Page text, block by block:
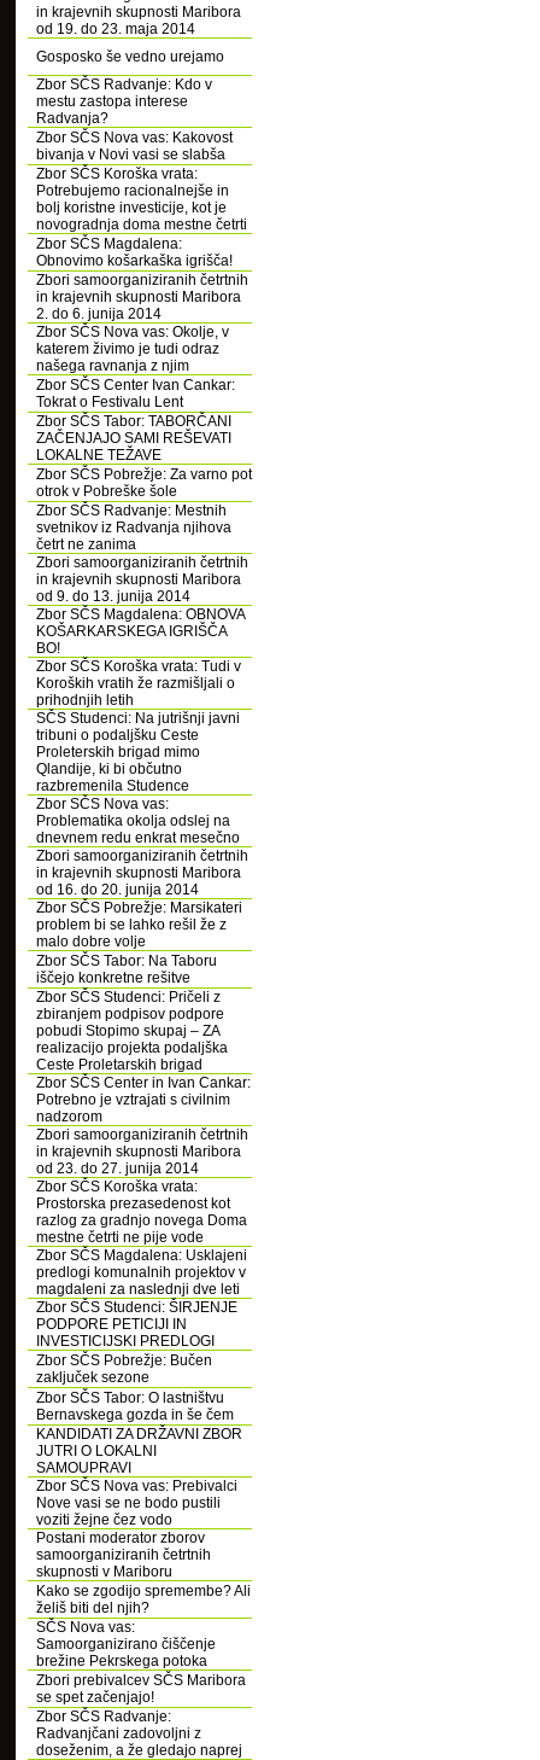
in krajevnih skupnosti Maribora
od 19. do 23. maja 2014
Gosposko še vedno urejamo
Zbor SČS Radvanje: Kdo v
mestu zastopa interese
Radvanja?
Zbor SČS Nova vas: Kakovost
bivanja v Novi vasi se slabša
Zbor SČS Koroška vrata:
Potrebujemo racionalnejše in
bolj koristne investicije, kot je
novogradnja doma mestne četrti
Zbor SČS Magdalena:
Obnovimo košarkaška igrišča!
Zbori samoorganiziranih četrtnih
in krajevnih skupnosti Maribora
2. do 6. junija 2014
Zbor SČS Nova vas: Okolje, v
katerem živimo je tudi odraz
našega ravnanja z njim
Zbor SČS Center Ivan Cankar:
Tokrat o Festivalu Lent
Zbor SČS Tabor: TABORČANI
ZAČENJAJO SAMI REŠEVATI
LOKALNE TEŽAVE
Zbor SČS Pobrežje: Za varno pot
otrok v Pobreške šole
Zbor SČS Radvanje: Mestnih
svetnikov iz Radvanja njihova
četrt ne zanima
Zbori samoorganiziranih četrtnih
in krajevnih skupnosti Maribora
od 9. do 13. junija 2014
Zbor SČS Magdalena: OBNOVA
KOŠARKARSKEGA IGRIŠČA
BO!
Zbor SČS Koroška vrata: Tudi v
Koroških vratih že razmišljali o
prihodnjih letih
SČS Studenci: Na jutrišnji javni
tribuni o podaljšku Ceste
Proleterskih brigad mimo
Qlandije, ki bi občutno
razbremenila Studence
Zbor SČS Nova vas:
Problematika okolja odslej na
dnevnem redu enkrat mesečno
Zbori samoorganiziranih četrtnih
in krajevnih skupnosti Maribora
od 16. do 20. junija 2014
Zbor SČS Pobrežje: Marsikateri
problem bi se lahko rešil že z
malo dobre volje
Zbor SČS Tabor: Na Taboru
iščejo konkretne rešitve
Zbor SČS Studenci: Pričeli z
zbiranjem podpisov podpore
pobudi Stopimo skupaj – ZA
realizacijo projekta podaljška
Ceste Proletarskih brigad
Zbor SČS Center in Ivan Cankar:
Potrebno je vztrajati s civilnim
nadzorom
Zbori samoorganiziranih četrtnih
in krajevnih skupnosti Maribora
od 23. do 27. junija 2014
Zbor SČS Koroška vrata:
Prostorska prezasedenost kot
razlog za gradnjo novega Doma
mestne četrti ne pije vode
Zbor SČS Magdalena: Usklajeni
predlogi komunalnih projektov v
magdaleni za naslednji dve leti
Zbor SČS Studenci: ŠIRJENJE
PODPORE PETICIJI IN
INVESTICIJSKI PREDLOGI
Zbor SČS Pobrežje: Bučen
zaključek sezone
Zbor SČS Tabor: O lastništvu
Bernavskega gozda in še čem
KANDIDATI ZA DRŽAVNI ZBOR
JUTRI O LOKALNI
SAMOUPRAVI
Zbor SČS Nova vas: Prebivalci
Nove vasi se ne bodo pustili
voziti žejne čez vodo
Postani moderator zborov
samoorganiziranih četrtnih
skupnosti v Mariboru
Kako se zgodijo spremembe? Ali
želiš biti del njih?
SČS Nova vas:
Samoorganizirano čiščenje
brežine Pekrskega potoka
Zbori prebivalcev SČS Maribora
se spet začenjajo!
Zbor SČS Radvanje:
Radvanjčani zadovoljni z
doseženim, a že gledajo naprej